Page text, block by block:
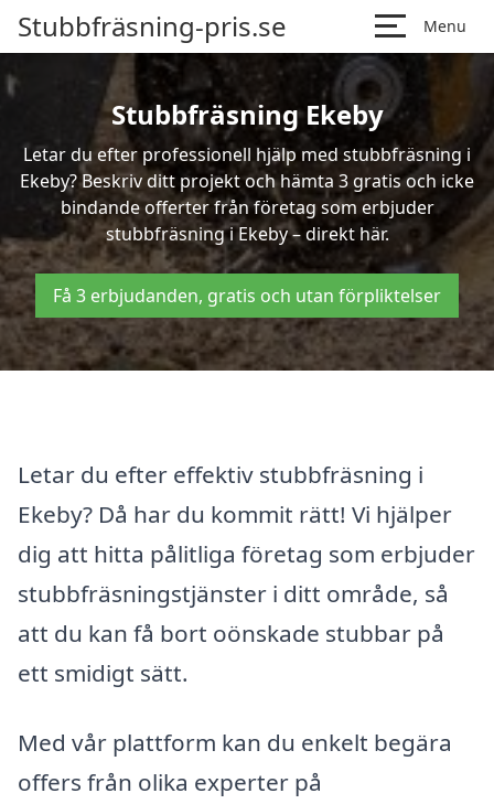
Stubbfräsning-pris.se Menu
Stubbfräsning Ekeby
Letar du efter professionell hjälp med stubbfräsning i
Ekeby? Beskriv ditt projekt och hämta 3 gratis och icke
bindande offerter från företag som erbjuder
stubbfräsning i Ekeby – direkt här.
Få 3 erbjudanden, gratis och utan förpliktelser
Letar du efter effektiv stubbfräsning i
Ekeby? Då har du kommit rätt! Vi hjälper
dig att hitta pålitliga företag som erbjuder
stubbfräsningstjänster i ditt område, så
att du kan få bort oönskade stubbar på
ett smidigt sätt.
Med vår plattform kan du enkelt begära
offers från olika experter på